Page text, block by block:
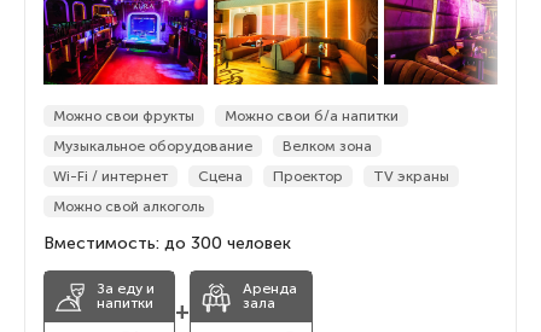
Можно свои фрукты
Можно свои б/а напитки
Музыкальное оборудование
Велком зона
Wi-Fi / интернет
Сцена Проектор
TV экраны
Можно свой алкоголь
Вместимость: до 300 человек
За еду и
напитки
+
Аренда
зала